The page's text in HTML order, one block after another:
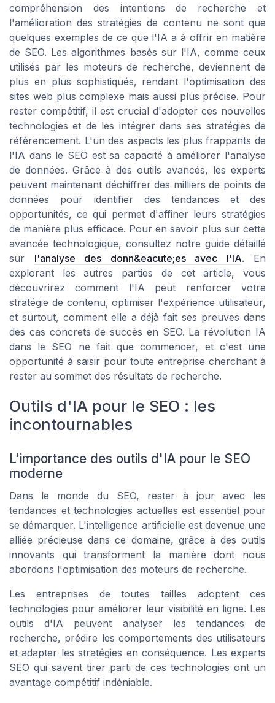
compréhension des intentions de recherche et
l'amélioration des stratégies de contenu ne sont que
quelques exemples de ce que l'IA a à offrir en matière
de SEO. Les algorithmes basés sur l'IA, comme ceux
utilisés par les moteurs de recherche, deviennent de
plus en plus sophistiqués, rendant l'optimisation des
sites web plus complexe mais aussi plus précise. Pour
rester compétitif, il est crucial d'adopter ces nouvelles
technologies et de les intégrer dans ses stratégies de
référencement. L'un des aspects les plus frappants de
l'IA dans le SEO est sa capacité à améliorer l'analyse
de données. Grâce à des outils avancés, les experts
peuvent maintenant déchiffrer des milliers de points de
données pour identifier des tendances et des
opportunités, ce qui permet d'affiner leurs stratégies
de manière plus efficace. Pour en savoir plus sur cette
avancée technologique, consultez notre guide détaillé
sur l'analyse des donn&eacute;es avec l'IA. En
explorant les autres parties de cet article, vous
découvrirez comment l'IA peut renforcer votre
stratégie de contenu, optimiser l'expérience utilisateur,
et surtout, comment elle a déjà fait ses preuves dans
des cas concrets de succès en SEO. La révolution IA
dans le SEO ne fait que commencer, et c'est une
opportunité à saisir pour toute entreprise cherchant à
rester au sommet des résultats de recherche.
Outils d'IA pour le SEO : les
incontournables
L'importance des outils d'IA pour le SEO
moderne
Dans le monde du SEO, rester à jour avec les
tendances et technologies actuelles est essentiel pour
se démarquer. L'intelligence artificielle est devenue une
alliée précieuse dans ce domaine, grâce à des outils
innovants qui transforment la manière dont nous
abordons l'optimisation des moteurs de recherche.
Les entreprises de toutes tailles adoptent ces
technologies pour améliorer leur visibilité en ligne. Les
outils d'IA peuvent analyser les tendances de
recherche, prédire les comportements des utilisateurs
et adapter les stratégies en conséquence. Les experts
SEO qui savent tirer parti de ces technologies ont un
avantage compétitif indéniable.